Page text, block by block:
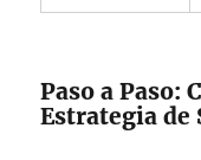
Paso a Paso:
Estrategia de